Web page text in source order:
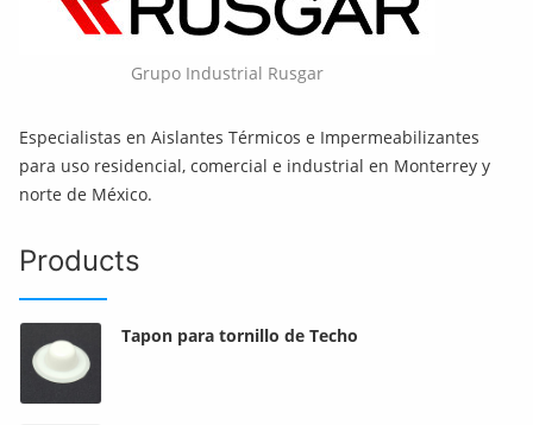
Grupo Industrial Rusgar
Especialistas en Aislantes Térmicos e Impermeabilizantes
para uso residencial, comercial e industrial en Monterrey y
norte de México.
Products
Tapon para tornillo de Techo